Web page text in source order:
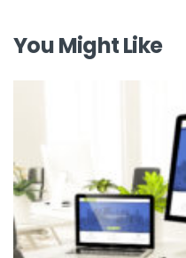
You Might Like